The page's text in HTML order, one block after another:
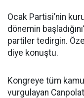
Ocak Partisi’nin
dönemin
partiler tedirgin.
diye konuştu.
Kongreye tüm
vurgulayan